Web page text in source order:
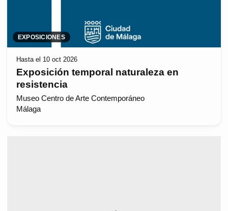
EXPOSICIONES
Hasta el 10 oct 2026
Exposición temporal naturaleza en
resistencia
Museo Centro de Arte Contemporáneo
Málaga